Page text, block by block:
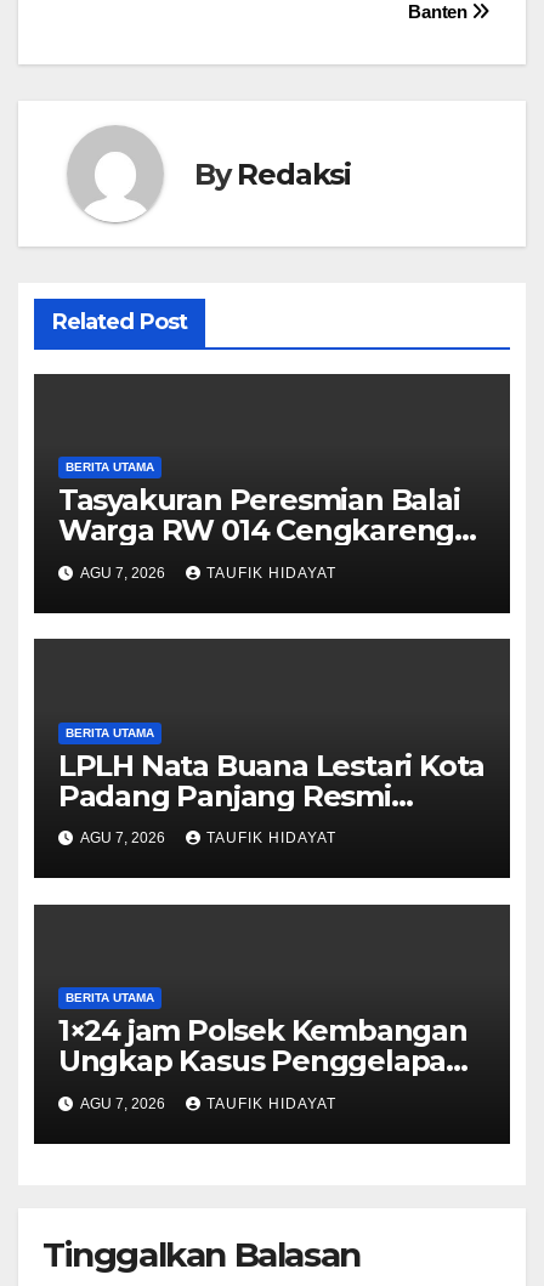
Banten
ByRedaksi
Related Post
BERITA UTAMA
Tasyakuran Peresmian Balai
Warga RW 014 Cengkareng
Timur, Warga Didorong
Manfaatkan untuk
Musyawarah dan Kegiatan
AGU 7, 2026 TAUFIK HIDAYAT
BERITA UTAMA
LPLH Nata Buana Lestari Kota
Padang Panjang Resmi
Dilantik, Diharapkan Perkuat
Sinergi Pelestarian
Lingkungan
AGU 7, 2026 TAUFIK HIDAYAT
BERITA UTAMA
1×24 jam Polsek Kembangan
Ungkap Kasus Penggelapan
Motor Bermodus Kenalan di
Aplikasi Kencan, Pelaku
Dibekuk di Ciputat
AGU 7, 2026 TAUFIK HIDAYAT
Tinggalkan Balasan